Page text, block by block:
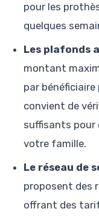
pour les
quelques
Les plafonds
montant
par
convient de
suffisants pour
votre famille.
Le réseau de
proposent des
offrant des